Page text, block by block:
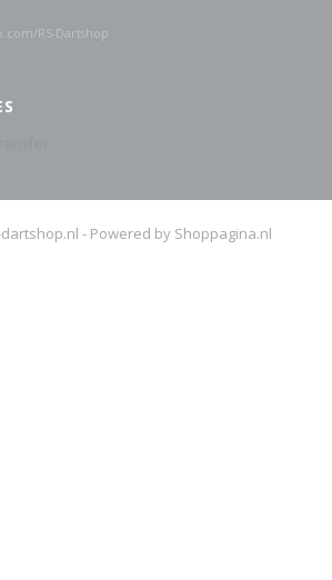
RS-Dartshop
- Powered by Shoppagina.nl